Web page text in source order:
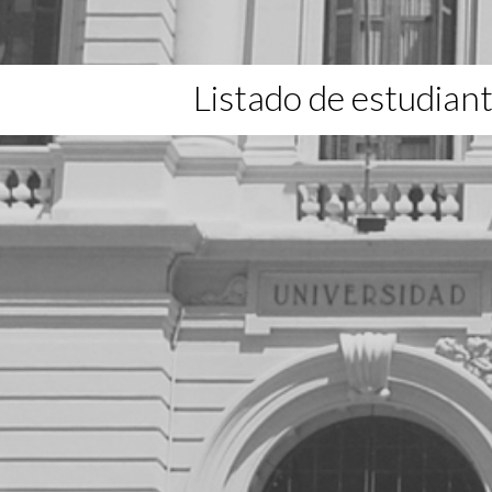
Listado de